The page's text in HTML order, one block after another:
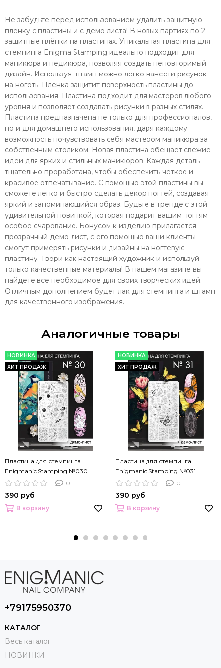
Не забудьте перед использованием удалить защитную
пленку c пластины и с демо листа! В новых партиях по 2
защитные плёнки на пластинах. Уникальная пластина для
стемпинга Enigma Stamping идеально подходит для
маникюра и педикюра, позволяя создать неповторимый
дизайн. Используя штамп можно легко нанести рисунок
на ноготь. Пленка защитит поверхность пластины до
использования. Пластина подходит для мастеров любого
уровня и позволяет создавать рисунки в разных стилях.
Пластина предназначена не только для профессионалов,
но и для домашнего использования, даря каждому
возможность почувствовать себя мастером маникюра за
собственным столиком. Новая пластина обещает свежие
идеи для ярких и стильных маникюров. Каждая деталь
тщательно проработана, чтобы обеспечить четкое и
красивое отпечатывание. С помощью этой пластины вы
сможете легко и быстро сделать декор ногтей, создавая
яркий и запоминающийся образ. Будьте в тренде с этой
удивительной новинкой, которая подарит вашим ногтям
особое очарование. Бонусом к изделию прилагается
прозрачный демо-лист, с его помощью ваши клиенты
смогут примерять рисунки и дизайны на ногтевую
пластину. Твори как настоящий художник и используй
только качественные материалы! В нашем магазине вы
найдете все необходимое для своих творческих идей.
Отличным дополнением будет лак для стемпинга и штамп
для качественного изображения.
Аналогичные товары
НОВИНКА
ХИТ ПРОДАЖ
Пластина для стемпинга
Enigmanic Stamping №030
0
390 руб
В корзину
НОВИНКА
ХИТ ПРОДАЖ
Пластина для стемпинга
Enigmanic Stamping №031
0
390 руб
В корзину
+79175950370
КАТАЛОГ
Весь каталог
НОВИНКИ